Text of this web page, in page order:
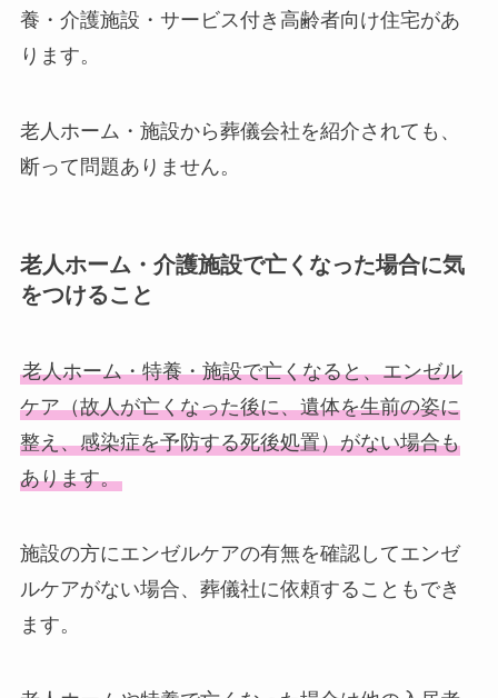
養・介護施設・サービス付き高齢者向け住宅があ
ります。
老人ホーム・施設から葬儀会社を紹介されても、
断って問題ありません。
老人ホーム・介護施設で亡くなった場合に気
をつけること
老人ホーム・特養・施設で亡くなると、エンゼル
ケア（故人が亡くなった後に、遺体を生前の姿に
整え、感染症を予防する死後処置）がない場合も
あります。
施設の方にエンゼルケアの有無を確認してエンゼ
ルケアがない場合、葬儀社に依頼することもでき
ます。